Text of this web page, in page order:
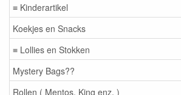
≡ Kinderartikel
Koekjes en Snacks
≡ Lollies en Stokken
Mystery Bags??
Rollen ( Mentos, King enz. )